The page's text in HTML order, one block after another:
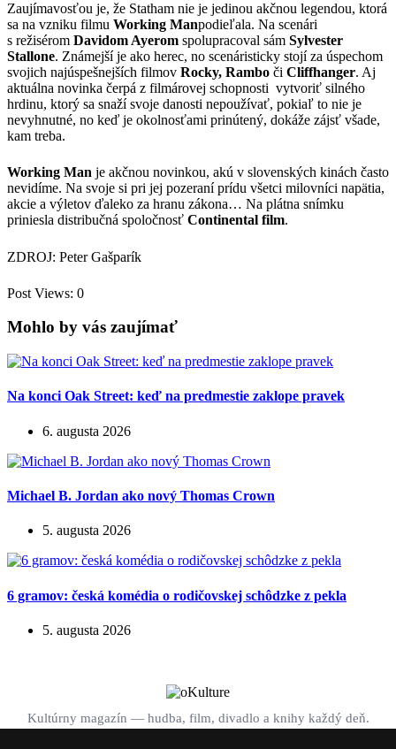
Zaujímavosťou je, že Statham nie je jedinou akčnou legendou, ktorá
sa na vzniku filmu Working Manpodieľala. Na scenári
s režisérom Davidom Ayerom spolupracoval sám Sylvester
Stallone. Známejší je ako herec, no scenáristicky stojí za úspechom
svojich najúspešnejších filmov Rocky, Rambo či Cliffhanger. Aj
aktuálna novinka čerpá z filmárovej schopnosti vytvoriť silného
hrdinu, ktorý sa snaží svoje danosti nepoužívať, pokiaľ to nie je
nevyhnutné, no keď je okolnosťami prinútený, dokáže zájsť všade,
kam treba.
Working Man je akčnou novinkou, akú v slovenských kinách často
nevidíme. Na svoje si pri jej pozeraní prídu všetci milovníci napätia,
akcie a výletov ďaleko za hranu zákona… Na plátna snímku
priniesla distribučná spoločnosť Continental film.
ZDROJ: Peter Gašparík
Post Views: 0
Mohlo by vás zaujímať
Na konci Oak Street: keď na predmestie zaklope pravek
6. augusta 2026
Michael B. Jordan ako nový Thomas Crown
5. augusta 2026
6 gramov: česká komédia o rodičovskej schôdzke z pekla
5. augusta 2026
Kultúrny magazín — hudba, film, divadlo a knihy každý deň.